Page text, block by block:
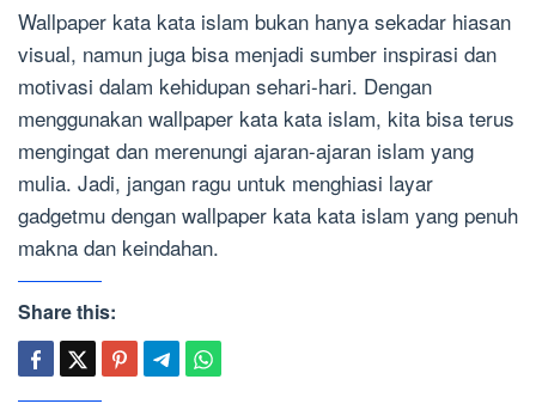
Wallpaper kata kata islam bukan hanya sekadar hiasan
visual, namun juga bisa menjadi sumber inspirasi dan
motivasi dalam kehidupan sehari-hari. Dengan
menggunakan wallpaper kata kata islam, kita bisa terus
mengingat dan merenungi ajaran-ajaran islam yang
mulia. Jadi, jangan ragu untuk menghiasi layar
gadgetmu dengan wallpaper kata kata islam yang penuh
makna dan keindahan.
Share this: